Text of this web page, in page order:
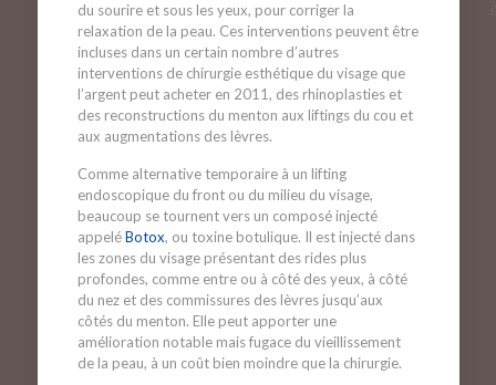
du sourire et sous les yeux, pour corriger la
relaxation de la peau. Ces interventions peuvent être
incluses dans un certain nombre d’autres
interventions de chirurgie esthétique du visage que
l’argent peut acheter en 2011, des rhinoplasties et
des reconstructions du menton aux liftings du cou et
aux augmentations des lèvres.
Comme alternative temporaire à un lifting
endoscopique du front ou du milieu du visage,
beaucoup se tournent vers un composé injecté
appeléBotox, ou toxine botulique. Il est injecté dans
les zones du visage présentant des rides plus
profondes, comme entre ou à côté des yeux, à côté
du nez et des commissures des lèvres jusqu’aux
côtés du menton. Elle peut apporter une
amélioration notable mais fugace du vieillissement
de la peau, à un coût bien moindre que la chirurgie.